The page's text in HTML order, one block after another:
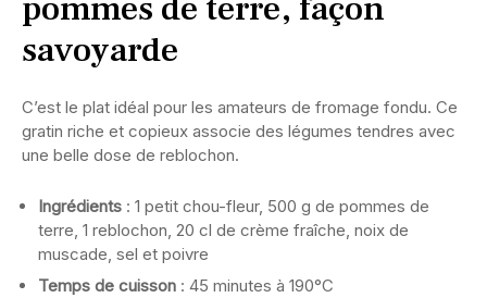
savoyarde
C’est le plat idéal pour les amateurs de fromage fondu. Ce
gratin riche et copieux associe des légumes tendres avec
une belle dose de reblochon.
Ingrédients : 1 petit chou-fleur, 500 g de pommes de
terre, 1 reblochon, 20 cl de crème fraîche, noix de
muscade, sel et poivre
Temps de cuisson : 45 minutes à 190°C